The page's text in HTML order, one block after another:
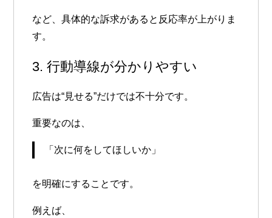
など、具体的な訴求があると反応率が上がりま
す。
3. 行動導線が分かりやすい
広告は“見せる”だけでは不十分です。
重要なのは、
「次に何をしてほしいか」
を明確にすることです。
例えば、